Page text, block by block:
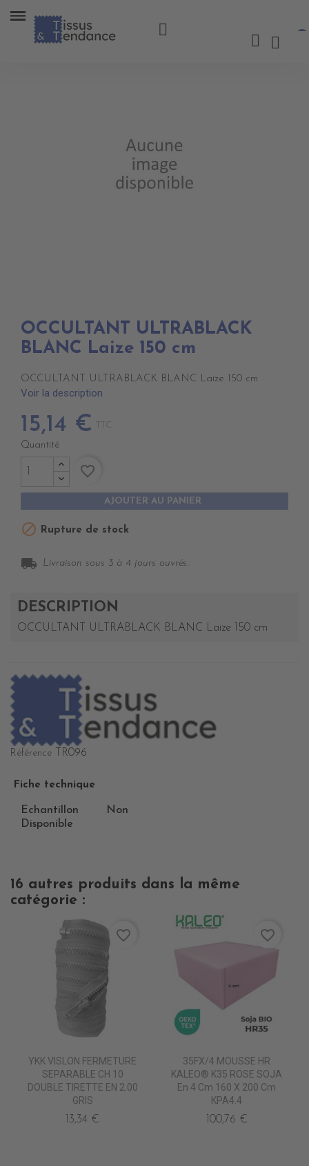
OCCULTANT ULTRABLACK
BLANC Laize 150 cm
OCCULTANT ULTRABLACK BLANC Laize 150 cm
Voir la description
15,14 € TTC
Quantité
AJOUTER AU PANIER
favorite_border
 Rupture de stock
local_shipping Livraison sous 3 à 4 jours ouvrés.
DESCRIPTION
OCCULTANT ULTRABLACK BLANC Laize 150 cm
Référence TR096
Fiche technique
Echantillon
Disponible
Non
16 autres produits dans la même
catégorie :
YKK VISLON FERMETURE
SEPARABLE CH 10
DOUBLE TIRETTE EN 2.00
GRIS
13,34 €
favorite_border
35FX/4 MOUSSE HR
KALEO® K35 ROSE SOJA
En 4 Cm 160 X 200 Cm
KPA4.4
100,76 €
favorite_border